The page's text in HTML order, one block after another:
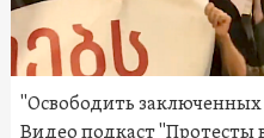
"Освободить
Видео подкаст "Протесты